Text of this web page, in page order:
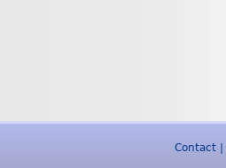
Contact |